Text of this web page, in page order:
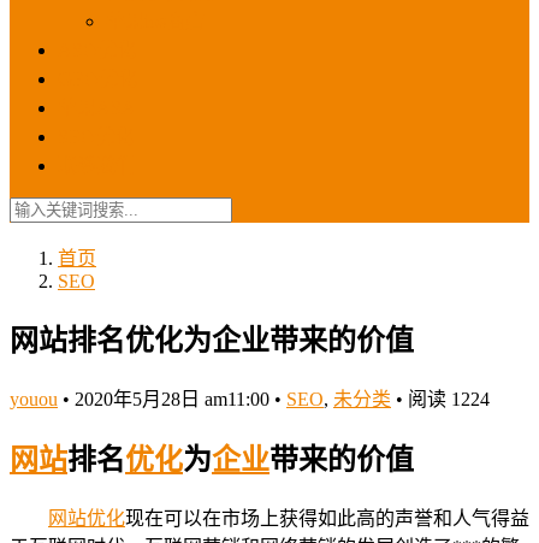
首页
SEO
网站排名优化为企业带来的价值
youou • 2020年5月28日 am11:00 • SEO, 未分类 • 阅读 1224
网站排名优化为企业带来的价值
网站优化现在可以在市场上获得如此高的声誉和人气得益